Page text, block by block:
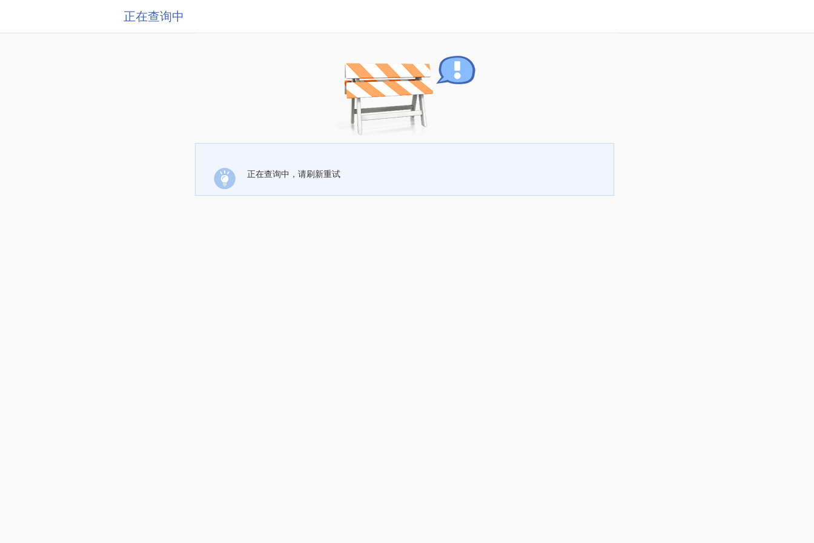
正在查询中
正在查询中，请刷新重试